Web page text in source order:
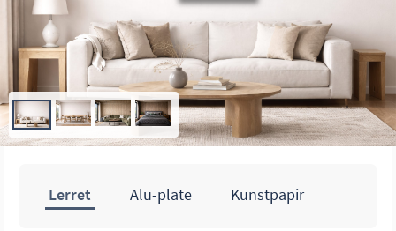
Lerret Alu-plate Kunstpapir